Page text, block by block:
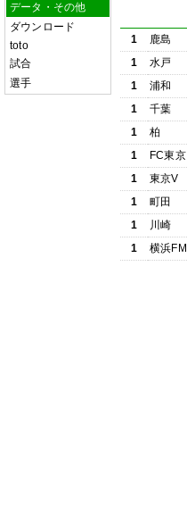
データ・その他
ダウンロード
toto
試合
選手
1 鹿島
1
水戸
1
浦和
1
千葉
1
柏
1
FC東京
1
東京V
1
町田
1
川崎
1
横浜FM